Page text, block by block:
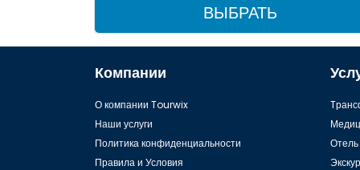
ВЫБРАТЬ
Компании
О компании Tourwix
Наши услуги
Политика конфиденциальности
Правила и Условия
Отель